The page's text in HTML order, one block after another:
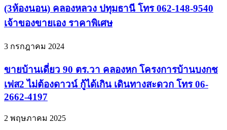
(3ห้องนอน) คลองหลวง ปทุมธานี โทร 062-148-9540
เจ้าของขายเอง ราคาพิเศษ
3 กรกฎาคม 2024
ขายบ้านเดี่ยว 90 ตร.วา คลองหก โครงการบ้านบงกช
เฟส2 ไม่ต้องดาวน์ กู้ได้เกิน เดินทางสะดวก โทร 06-
2662-4197
2 พฤษภาคม 2025